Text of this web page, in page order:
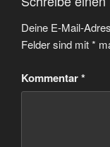
Deine E-Mail-
Felder sind mit*
Kommentar*